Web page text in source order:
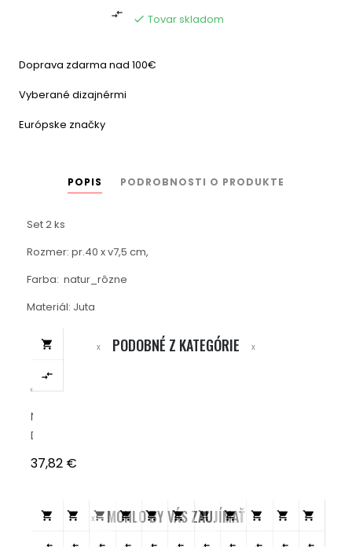
  Tovar skladom
Doprava zdarma nad 100€
Vyberané dizajnérmi
Európske značky
POPIS PODROBNOSTI O PRODUKTE
Set 2 ks
Rozmer: pr.40 x v7,5 cm,
Farba: natur_rôzne
Materiál: Juta
PODOBNÉ Z KATEGÓRIE


NÁSTENNÁ
DEKORÁCIA,
LISTY,...
Cena
37,82 €
MOHLO BY VÁS ZAUJÍMAŤ
          